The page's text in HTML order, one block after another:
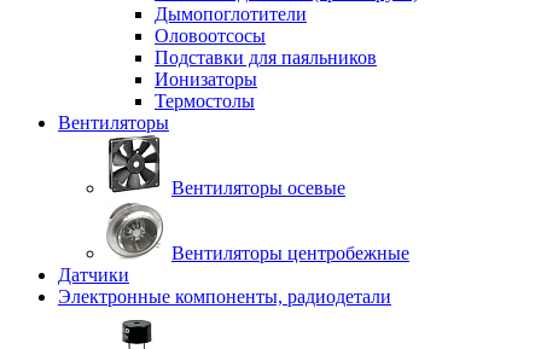
Дымопоглотители
Оловоотсосы
Подставки для паяльников
Ионизаторы
Термостолы
Вентиляторы
Вентиляторы осевые
Вентиляторы центробежные
Датчики
Электронные компоненты, радиодетали